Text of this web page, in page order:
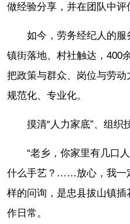
做经验分享，并在团队中评
如今，劳务经纪人的服
镇街落地、村社触达，400
把政策与群众、岗位与劳
规范化、专业化。
摸清“人力家底”、组织
“老乡，你家里有几口
什么手艺？……放心，我一
样的问询，是忠县拔山镇
作日常。